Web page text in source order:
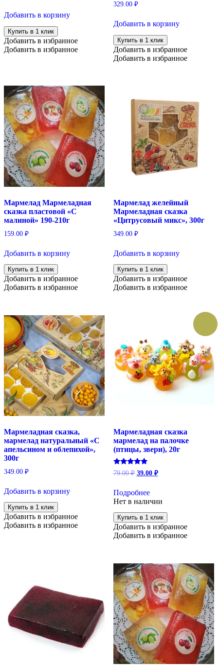
Добавить в корзину
Купить в 1 клик
Добавить в избранное
Добавить в избранное
329.00 ₽
Добавить в корзину
Купить в 1 клик
Добавить в избранное
Добавить в избранное
Мармелад Мармеладная
сказка пластовой «С
малиной» 190-210г
159.00 ₽
Добавить в корзину
Купить в 1 клик
Добавить в избранное
Добавить в избранное
Мармелад желейный
Мармеладная сказка
«Цитрусовый микс», 300г
349.00 ₽
Добавить в корзину
Купить в 1 клик
Добавить в избранное
Добавить в избранное
Мармеладная сказка,
мармелад натуральный «С
апельсином и облепихой»,
300г
349.00 ₽
Добавить в корзину
Купить в 1 клик
Добавить в избранное
Добавить в избранное
Мармеладная сказка
мармелад на палочке
(птицы, звери), 20г
Оценка
5.00
79.00₽ Первоначальная
79.00 ₽.
39.00 ₽Текущая
Подробнее
Нет в наличии
Купить в 1 клик
Добавить в избранное
Добавить в избранное